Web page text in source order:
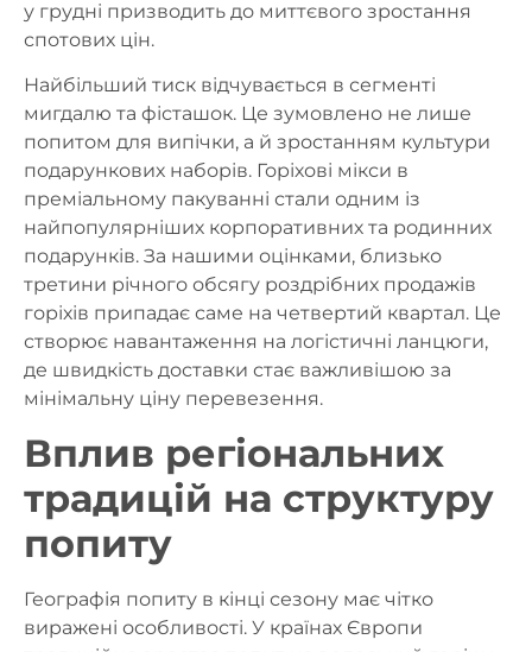
у грудні призводить до миттєвого зростання
спотових цін.
Найбільший тиск відчувається в сегменті
мигдалю та фісташок. Це зумовлено не лише
попитом для випічки, а й зростанням культури
подарункових наборів. Горіхові мікси в
преміальному пакуванні стали одним із
найпопулярніших корпоративних та родинних
подарунків. За нашими оцінками, близько
третини річного обсягу роздрібних продажів
горіхів припадає саме на четвертий квартал. Це
створює навантаження на логістичні ланцюги,
де швидкість доставки стає важливішою за
мінімальну ціну перевезення.
Вплив регіональних
традицій на структуру
попиту
Географія попиту в кінці сезону має чітко
виражені особливості. У країнах Європи